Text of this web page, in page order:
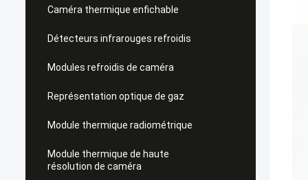
Caméra thermique enfichable
Détecteurs infrarouges refroidis
Modules refroidis de caméra
Représentation optique de gaz
Module thermique radiométrique
Module thermique de haute
résolution de caméra